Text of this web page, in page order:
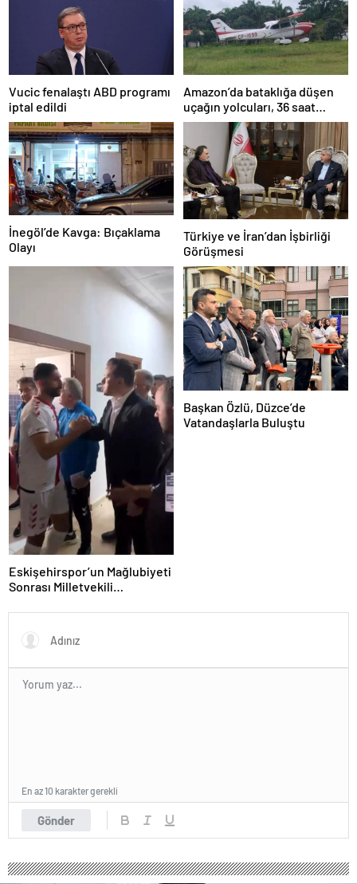
Vucic fenalaştı ABD programı
iptal edildi
Amazon’da bataklığa düşen
uçağın yolcuları, 36 saat
kurtarılmayı bekledi
İnegöl’de Kavga: Bıçaklama
Olayı
Türkiye ve İran’dan İşbirliği
Görüşmesi
Eskişehirspor’un Mağlubiyeti
Sonrası Milletvekili
Başkan Özlü, Düzce’de
Vatandaşlarla Buluştu
Gönder
En az 10 karakter gerekli